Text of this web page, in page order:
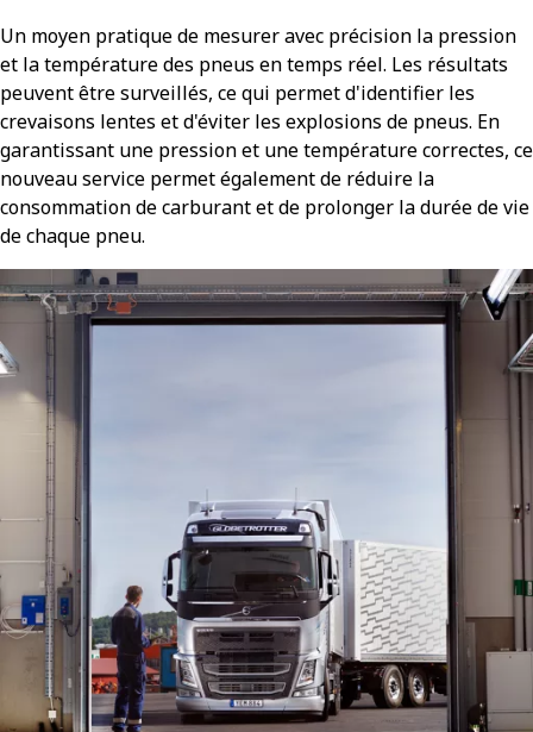
Un moyen pratique de mesurer avec précision la pression
et la température des pneus en temps réel. Les résultats
peuvent être surveillés, ce qui permet d'identifier les
crevaisons lentes et d'éviter les explosions de pneus. En
garantissant une pression et une température correctes, ce
nouveau service permet également de réduire la
consommation de carburant et de prolonger la durée de vie
de chaque pneu.